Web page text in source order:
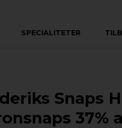
SPECIALITETER
Snaps
37%